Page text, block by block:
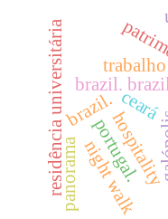
ceará
brazil. brazil
brazil.hospitality
residência universitária portugal.
night walk
panorama
trabalho